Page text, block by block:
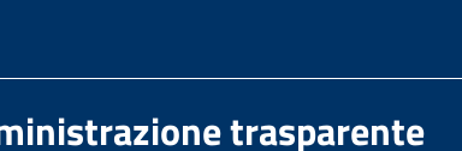
trasparente